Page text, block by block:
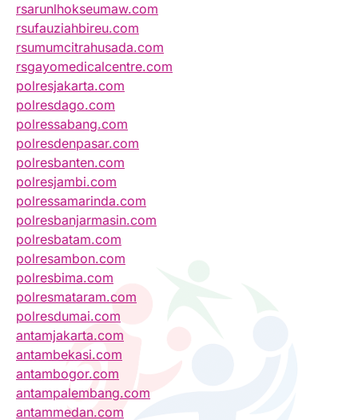
rsarunlhokseumaw.com
rsufauziahbireu.com
rsumumcitrahusada.com
rsgayomedicalcentre.com
polresjakarta.com
polresdago.com
polressabang.com
polresdenpasar.com
polresbanten.com
polresjambi.com
polressamarinda.com
polresbanjarmasin.com
polresbatam.com
polresambon.com
polresbima.com
polresmataram.com
polresdumai.com
antamjakarta.com
antambekasi.com
antambogor.com
antampalembang.com
antammedan.com